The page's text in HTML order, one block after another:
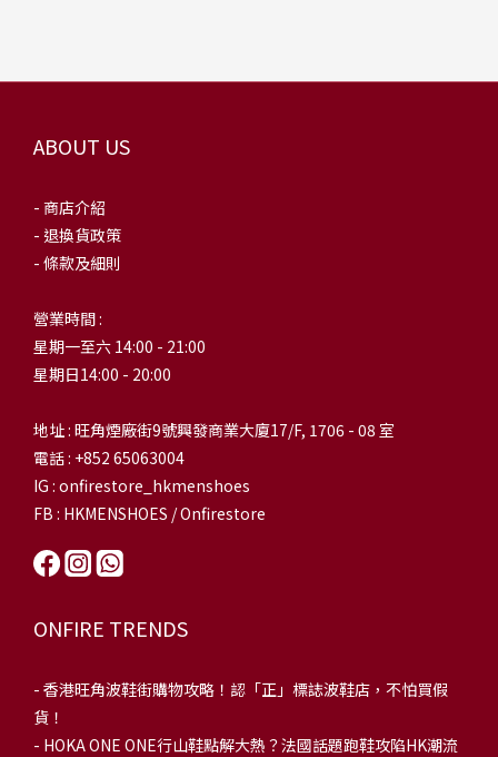
ABOUT US
- 商店介紹
- 退換貨政策
- 條款及細則
營業時間 :
星期一至六 14:00 - 21:00
星期日14:00 - 20:00
地址 : 旺角煙廠街9號興發商業大廈17/F, 1706 - 08 室
電話 : +852 65063004
IG : onfirestore_hkmenshoes
FB : HKMENSHOES / Onfirestore
ONFIRE TRENDS
- 香港旺角波鞋街購物攻略！認「正」標誌波鞋店，不怕買假
貨！
- HOKA ONE ONE行山鞋點解大熱？法國話題跑鞋攻陷HK潮流